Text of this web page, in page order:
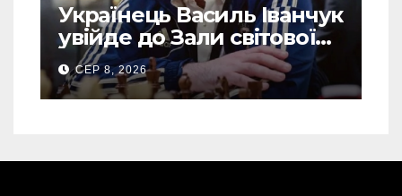
Українець Василь Іванчук
увійде до Зали світової
шахової слави
СЕР 8, 2026